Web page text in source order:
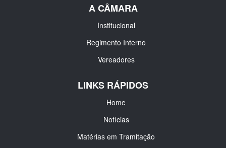
A CÂMARA
Institucional
Regimento Interno
Vereadores
LINKS RÁPIDOS
Home
Notícias
Matérias em Tramitação